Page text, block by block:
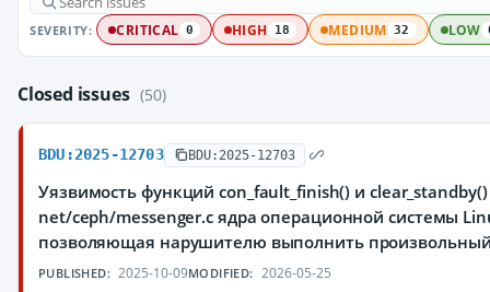
SEVERITY: CRITICAL 0 HIGH 18 MEDIUM 32 LOW
Closed issues (50)
BDU:2025-12703 BDU:2025-12703
Уязвимость функций con_fault_finish() и
net/ceph/messenger.c ядра операционной системы
позволяющая нарушителю выполнить
PUBLISHED: 2025-10-09MODIFIED: 2026-05-25